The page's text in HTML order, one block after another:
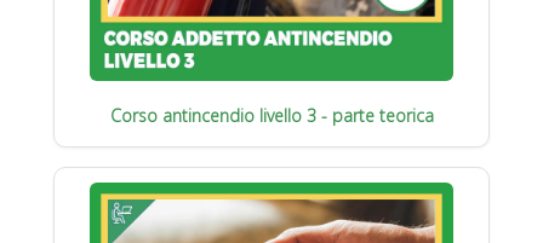
Corso antincendio livello 3 - parte teorica